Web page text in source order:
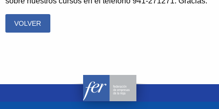
VOLVER